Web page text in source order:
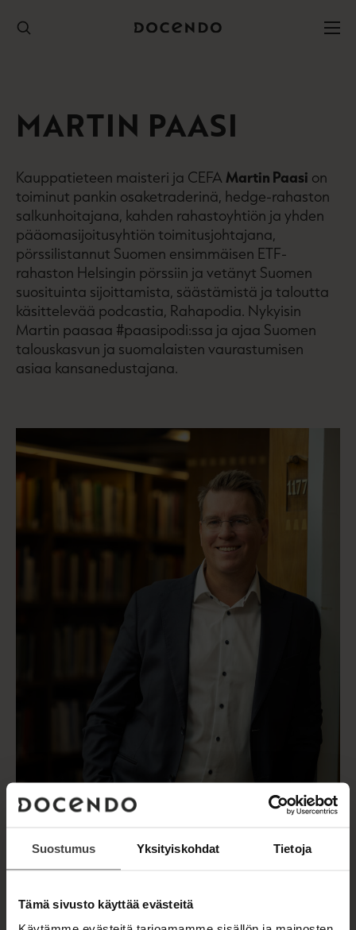
Suostumus Yksityiskohdat Tietoja
Tämä sivusto käyttää evästeitä
sisältöön
MARTIN PAASI
Kauppatieteen maisteri ja CEFAMartin Paasi on
toiminut pankin osaketraderinä, hedge-rahaston
salkunhoitajana, kahden rahastoyhtiön ja yhden
pääomasijoitusyhtiön toimitusjohtajana,
pörssilistannut Suomen ensimmäisen ETF-
rahaston Helsingin pörssiin ja vetänyt Suomen
suosituinta sijoittamista, säästämistä ja taloutta
käsittelevää podcastia, Rahapodia. Nykyisin
Martin paasaa #paasipodi:ssa ja ajaa Suomen
talouskasvun ja suomalaisten vaurastumisen
asiaa kansanedustajana.